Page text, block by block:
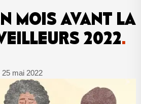
MOIS AVANT LA
2022.
25 mai 2022